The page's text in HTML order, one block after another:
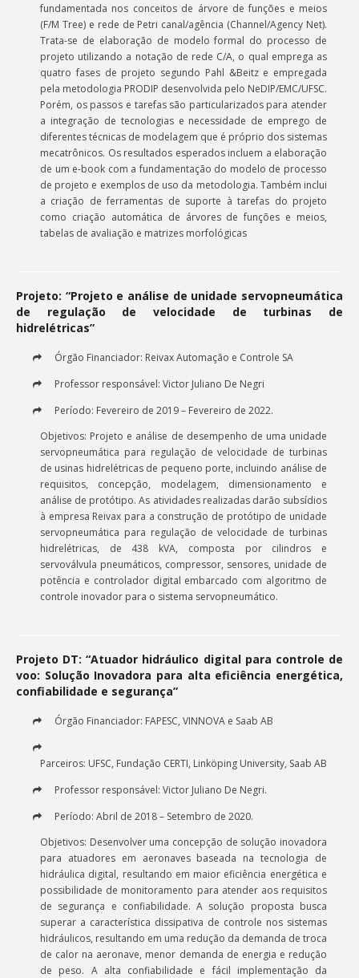
PUBLICAÇÕES
Artigos
Dissertações
Livros e Patentes
Normas Técnicas
Projetos Fim de Curso
Relatorios
Trabalhos
PESQUISA E EXTENSÃO
Comunicações em Eventos
Eventos
Projetos de Pesquisa em Andamento
Projetos de Pesquisa Concluídos
Produtos, Cursos e Serviços Técnicos
NOTÍCIAS
fundamentada nos conceitos de árvore de funções e meios
(F/M Tree) e rede de Petri canal/agência (Channel/Agency Net).
Trata-se de elaboração de modelo formal do processo de
projeto utilizando a notação de rede C/A, o qual emprega as
quatro fases de projeto segundo Pahl &Beitz e empregada
pela metodologia PRODIP desenvolvida pelo NeDIP/EMC/UFSC.
Porém, os passos e tarefas são particularizados para atender
a integração de tecnologias e necessidade de emprego de
diferentes técnicas de modelagem que é próprio dos sistemas
mecatrônicos. Os resultados esperados incluem a elaboração
de um e-book com a fundamentação do modelo de processo
de projeto e exemplos de uso da metodologia. Também inclui
a criação de ferramentas de suporte à tarefas do projeto
como criação automática de árvores de funções e meios,
tabelas de avaliação e matrizes morfológicas
Projeto: “Projeto e análise de unidade servopneumática
de regulação de velocidade de turbinas de
hidrelétricas”
Órgão Financiador: Reivax Automação e Controle SA
Professor responsável: Victor Juliano De Negri
Período: Fevereiro de 2019 – Fevereiro de 2022.
Objetivos: Projeto e análise de desempenho de uma unidade
servopneumática para regulação de velocidade de turbinas
de usinas hidrelétricas de pequeno porte, incluindo análise de
requisitos, concepção, modelagem, dimensionamento e
análise de protótipo. As atividades realizadas darão subsídios
à empresa Reivax para a construção de protótipo de unidade
servopneumática para regulação de velocidade de turbinas
hidrelétricas, de 438 kVA, composta por cilindros e
servoválvula pneumáticos, compressor, sensores, unidade de
potência e controlador digital embarcado com algoritmo de
controle inovador para o sistema servopneumático.
Projeto DT: “Atuador hidráulico digital para controle de
voo: Solução Inovadora para alta eficiência energética,
confiabilidade e segurança”
Órgão Financiador: FAPESC, VINNOVA e Saab AB
Parceiros: UFSC, Fundação CERTI, Linköping University, Saab AB
Professor responsável: Victor Juliano De Negri.
Período: Abril de 2018 – Setembro de 2020.
Objetivos: Desenvolver uma concepção de solução inovadora
para atuadores em aeronaves baseada na tecnologia de
hidráulica digital, resultando em maior eficiência energética e
possibilidade de monitoramento para atender aos requisitos
de segurança e confiabilidade. A solução proposta busca
superar a característica dissipativa de controle nos sistemas
hidráulicos, resultando em uma redução da demanda de troca
de calor na aeronave, menor demanda de energia e redução
de peso. A alta confiabilidade e fácil implementação da